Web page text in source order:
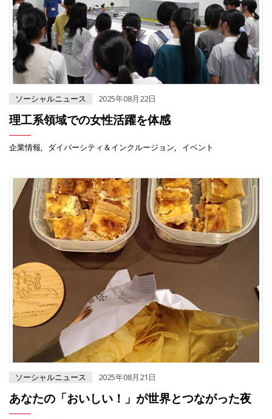
ソーシャルニュース 2025年08月22日
理工系領域での女性活躍を体感
企業情報 ダイバーシティ＆インクルージョン イベント
ソーシャルニュース 2025年08月21日
あなたの「おいしい！」が世界とつながった夜